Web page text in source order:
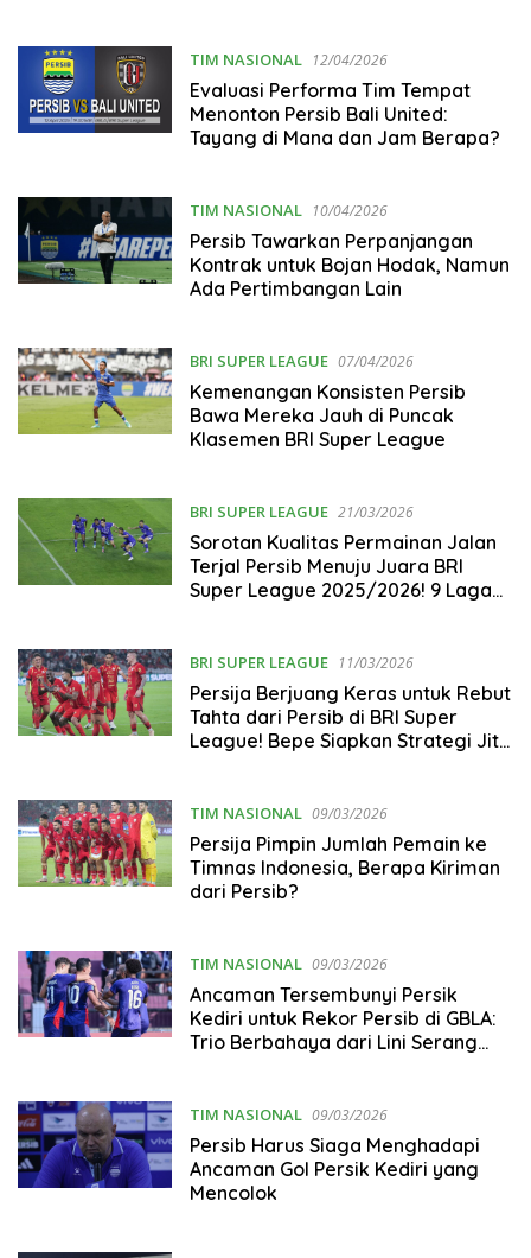
TIM NASIONAL 12/04/2026
Evaluasi Performa Tim Tempat
Menonton Persib Bali United:
Tayang di Mana dan Jam Berapa?
TIM NASIONAL 10/04/2026
Persib Tawarkan Perpanjangan
Kontrak untuk Bojan Hodak, Namun
Ada Pertimbangan Lain
BRI SUPER LEAGUE 07/04/2026
Kemenangan Konsisten Persib
Bawa Mereka Jauh di Puncak
Klasemen BRI Super League
BRI SUPER LEAGUE 21/03/2026
Sorotan Kualitas Permainan Jalan
Terjal Persib Menuju Juara BRI
Super League 2025/2026! 9 Laga
BRI SUPER LEAGUE 11/03/2026
Persija Berjuang Keras untuk Rebut
Tahta dari Persib di BRI Super
League! Bepe Siapkan Strategi Jitu
TIM NASIONAL 09/03/2026
Persija Pimpin Jumlah Pemain ke
Timnas Indonesia, Berapa Kiriman
dari Persib?
TIM NASIONAL 09/03/2026
Ancaman Tersembunyi Persik
Kediri untuk Rekor Persib di GBLA:
Trio Berbahaya dari Lini Serang
TIM NASIONAL 09/03/2026
Persib Harus Siaga Menghadapi
Ancaman Gol Persik Kediri yang
Mencolok